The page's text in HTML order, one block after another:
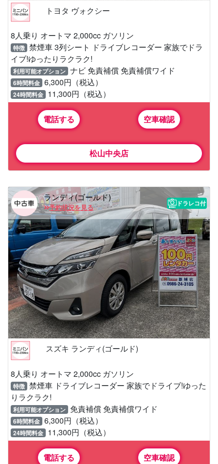
トヨタ ヴォクシー
8人乗り オートマ 2,000cc ガソリン
特徴 禁煙車 3列シート ドライブレコーダー 家族でドラ
イブ!ゆったりラクラク!
利用可能オプション ナビ 免責補償 免責補償ワイド
6時間料金 6,300円（税込）
24時間料金 11,300円（税込）
電話する 空車確認
松山中央店
ランディ(ゴールド)
予約状況を見る
ドラレコ付
スズキ ランディ(ゴールド)
8人乗り オートマ 2,000cc ガソリン
特徴 禁煙車 ドライブレコーダー 家族でドライブ!ゆった
りラクラク!
利用可能オプション 免責補償 免責補償ワイド
6時間料金 6,300円（税込）
24時間料金 11,300円（税込）
電話する 空車確認